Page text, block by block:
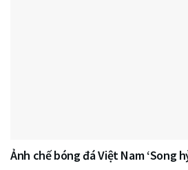
Ảnh chế bóng đá Việt Nam ‘Song